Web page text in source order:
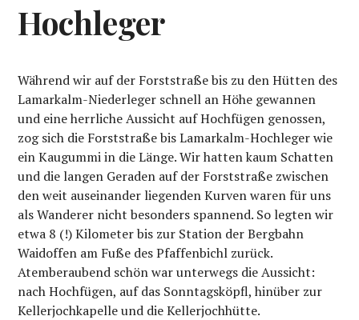
Hochleger
Während wir auf der Forststraße bis zu den Hütten des
Lamarkalm-Niederleger schnell an Höhe gewannen
und eine herrliche Aussicht auf Hochfügen genossen,
zog sich die Forststraße bis Lamarkalm-Hochleger wie
ein Kaugummi in die Länge. Wir hatten kaum Schatten
und die langen Geraden auf der Forststraße zwischen
den weit auseinander liegenden Kurven waren für uns
als Wanderer nicht besonders spannend. So legten wir
etwa 8 (!) Kilometer bis zur Station der Bergbahn
Waidoffen am Fuße des Pfaffenbichl zurück.
Atemberaubend schön war unterwegs die Aussicht:
nach Hochfügen, auf das Sonntagsköpfl, hinüber zur
Kellerjochkapelle und die Kellerjochhütte.